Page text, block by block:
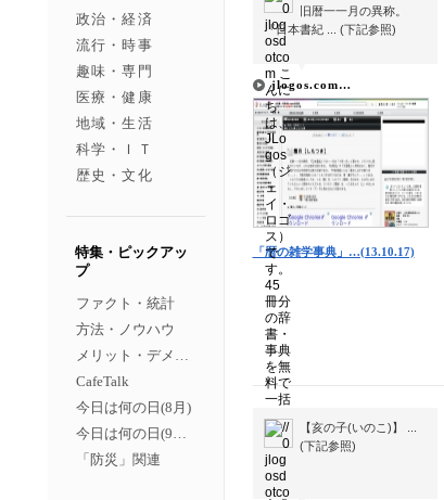
旧暦一一月の異称。
『日本書紀 ... (下記参照)
jlogos.com…
「暦の雑学事典」…(13.10.17)
【亥の子(いのこ)】 ...
(下記参照)
政治・経済
流行・時事
趣味・専門
医療・健康
地域・生活
科学・ＩＴ
歴史・文化
特集・ピックアッ
プ
ファクト・統計
方法・ノウハウ
メリット・デメリット
CafeTalk
今日は何の日(8月)
今日は何の日(9月）
「防災」関連